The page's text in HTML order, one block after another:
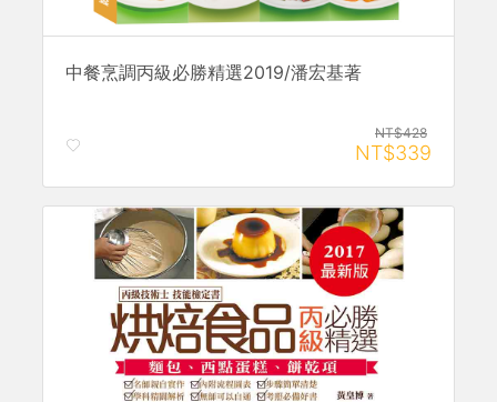
中餐烹調丙級必勝精選2019/潘宏基著
NT$428
NT$339